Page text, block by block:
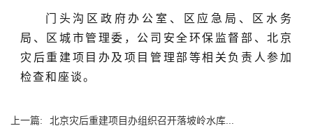
门头沟区政府办公室、区应急局、区水务
局、区城市管理委，公司安全环保监督部、北京
灾后重建项目办及项目管理部等相关负责人参加
检查和座谈。
上一篇:
北京灾后重建项目办组织召开落坡岭水库...